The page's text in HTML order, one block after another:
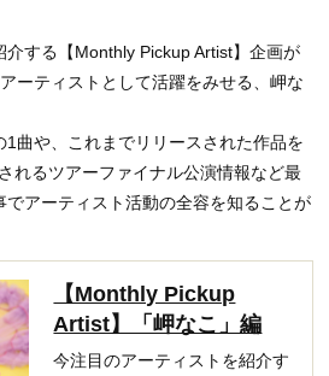
する【Monthly Pickup Artist】企画が
ーティストとして活躍をみせる、岬な
曲や、これまでリリースされた作品を
れるツアーファイナル公演情報など最
でアーティスト活動の全容を知ることが
【Monthly Pickup
Artist】「岬なこ」編
今注目のアーティストを紹介す